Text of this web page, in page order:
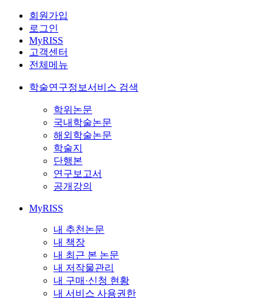
회원가입
로그인
MyRISS
고객센터
전체메뉴
학술연구정보서비스 검색
학위논문
국내학술논문
해외학술논문
학술지
단행본
연구보고서
공개강의
MyRISS
내 추천논문
내 책장
내 최근 본 논문
내 저작물관리
내 구매·신청 현황
내 서비스 사용권한